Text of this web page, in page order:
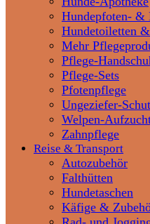
Hundepfoten- &
Hundetoiletten
Mehr
Pflege-
Pflege-Sets
Pfotenpflege
Ungeziefer-
Welpen-
Zahnpflege
Reise & Transport
Autozubehör
Falthütten
Hundetaschen
Käfige &